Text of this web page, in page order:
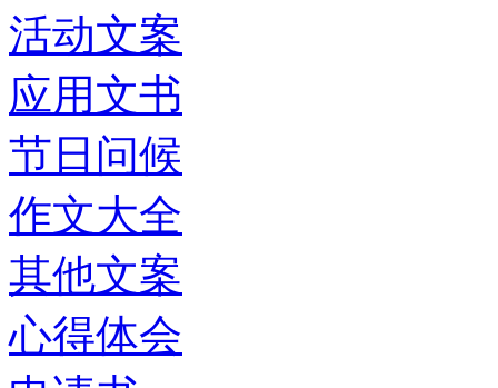
活动文案
应用文书
节日问候
作文大全
其他文案
心得体会